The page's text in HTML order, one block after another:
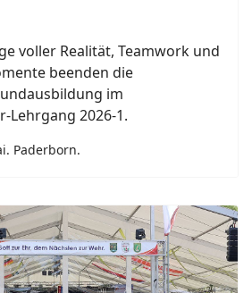
2026 22. Mai 2026
die Feuerwehr um 13:00
in Schloss Neuhaus
Paderborn.